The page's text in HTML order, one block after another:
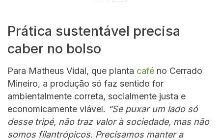
Prática sustentável precisa
caber no bolso
Para Matheus Vidal, que planta café no Cerrado
Mineiro, a produção só faz sentido for
ambientalmente correta, socialmente justa e
economicamente viável. “Se puxar um lado só
desse tripé, não traz valor à sociedade, mas não
somos filantrópicos. Precisamos manter a